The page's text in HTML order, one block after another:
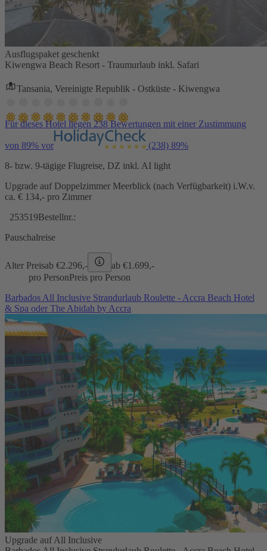
Ausflugspaket geschenkt
Kiwengwa Beach Resort - Traumurlaub inkl. Safari
Tansania, Vereinigte Republik - Ostküste - Kiwengwa
Für dieses Hotel liegen 238 Bewertungen mit einer Zustimmung
von 89% vor (238) 89%
8- bzw. 9-tägige Flugreise, DZ inkl. AI light
Upgrade auf Doppelzimmer Meerblick (nach Verfügbarkeit) i.W.v.
ca. € 134,- pro Zimmer
253519Bestellnr.:
Pauschalreise
Alter Preisab €2.296,- ab €1.699,-
pro PersonPreis pro Person
Barbados All Inclusive Strandurlaub Roulette - Accra Beach Hotel
& Spa oder The Abidah by Accra
Upgrade auf All Inclusive